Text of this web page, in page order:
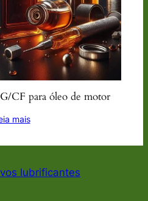
CF para óleo de motor
mais
lubrificantes